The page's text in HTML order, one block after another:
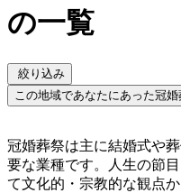
の一覧
絞り込み
この地域であなたにあった冠
冠婚葬祭は主に結婚式や
要な業種です。人生の節
て文化的・宗教的な観点